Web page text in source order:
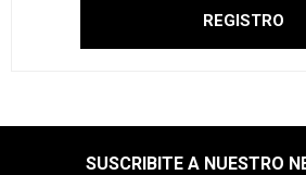
SUSCRIBITE A NUESTRO